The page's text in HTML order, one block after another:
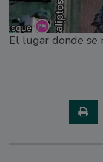
El lugar donde se